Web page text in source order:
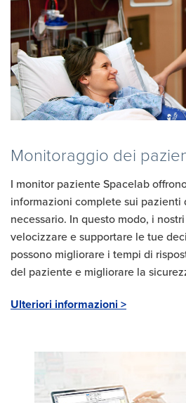
Monitoraggio dei
I monitor paziente Spacelab
informazioni complete sui pazienti
necessario. In questo modo, i
velocizzare e supportare le tue
possono migliorare i tempi di
del paziente e migliorare la
Ulteriori informazioni >